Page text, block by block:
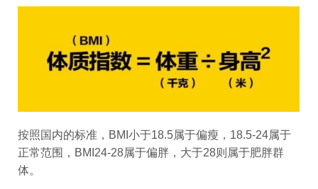
按照国内的标准，BMI小于18.5属于偏瘦，18.5-24属于
正常范围，BMI24-28属于偏胖，大于28则属于肥胖群
体。